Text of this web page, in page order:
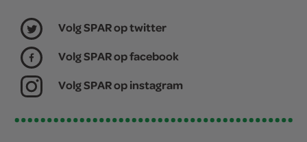
Volg SPAR op twitter
Volg SPAR op facebook
Volg SPAR op instagram